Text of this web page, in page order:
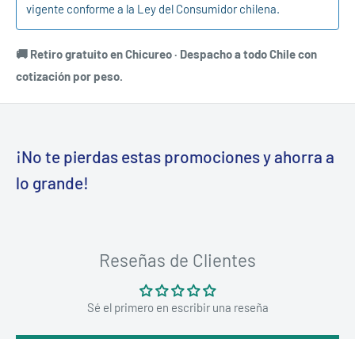
vigente conforme a la Ley del Consumidor chilena.
🚚 Retiro gratuito en Chicureo · Despacho a todo Chile con
cotización por peso.
¡No te pierdas estas promociones y ahorra a
lo grande!
Reseñas de Clientes
Sé el primero en escribir una reseña